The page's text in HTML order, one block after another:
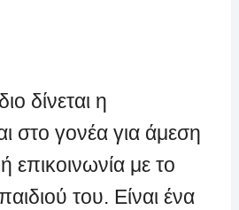
δίνεται η
στο γονέα για άμεση
επικοινωνία με το
του. Είναι ένα